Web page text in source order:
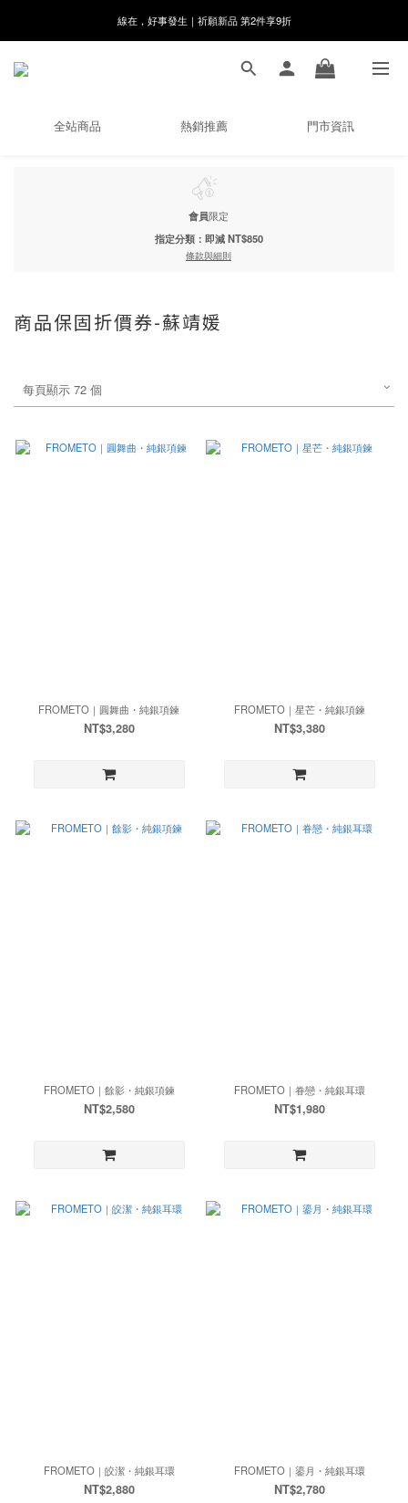
8月月初限定｜指定分類滿件88折！
線在，好事發生｜祈願新品 第2件享9折
全站商品 熱銷推薦 門市資訊
會員限定
指定分類：即減 NT$850
條款與細則
商品保固折價券-蘇靖媛
每頁顯示 72 個
FROMETO｜圓舞曲・純銀項鍊
NT$3,280
FROMETO｜星芒・純銀項鍊
NT$3,380
FROMETO｜餘影・純銀項鍊
NT$2,580
FROMETO｜眷戀・純銀耳環
NT$1,980
FROMETO｜皎潔・純銀耳環
NT$2,880
FROMETO｜鎏月・純銀耳環
NT$2,780